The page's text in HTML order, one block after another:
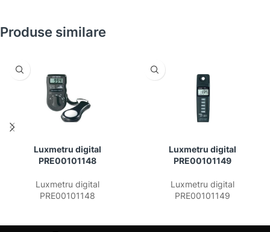
Produse similare
Luxmetru digital
PRE00101148
Luxmetru digital
PRE00101148
Luxmetru digital
PRE00101149
Luxmetru digital
PRE00101149